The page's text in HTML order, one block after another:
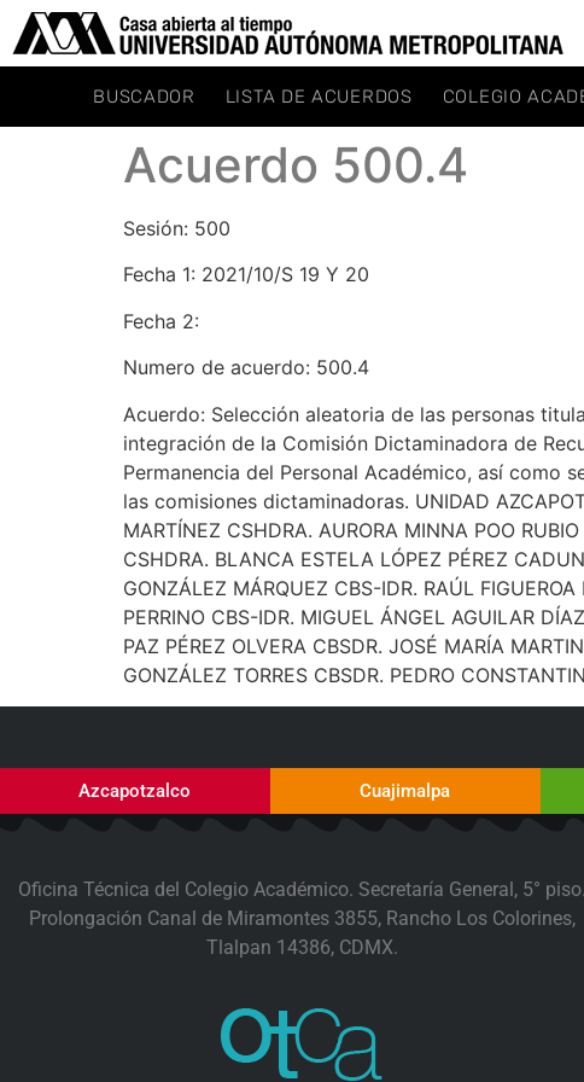
BUSCADOR LISTA DE ACUERDOS COLEGIO
Acuerdo 500.4
Sesión: 500
Fecha 1: 2021/10/S 19 Y 20
Fecha 2:
Numero de acuerdo: 500.4
Acuerdo: Selección aleatoria de las personas
integración de la Comisión Dictaminadora de
Permanencia del Personal Académico, así como
las comisiones dictaminadoras. UNIDAD
MARTÍNEZ CSHDRA. AURORA MINNA POO
CSHDRA. BLANCA ESTELA LÓPEZ PÉREZ
GONZÁLEZ MÁRQUEZ CBS-IDR. RAÚL
PERRINO CBS-IDR. MIGUEL ÁNGEL AGUILAR
PAZ PÉREZ OLVERA CBSDR. JOSÉ MARÍA
GONZÁLEZ TORRES CBSDR. PEDRO
Azcapotzalco Cuajimalpa
Oficina Técnica del Colegio Académico. Secretaría General, 5° piso.
Prolongación Canal de Miramontes 3855, Rancho Los Colorines,
Tlalpan 14386, CDMX.